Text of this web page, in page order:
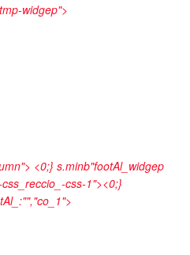
widgep">
<0;} s.minb"footAl_widgep
css-1"><0;}